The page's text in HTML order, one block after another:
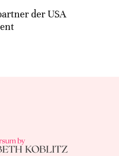
der USA